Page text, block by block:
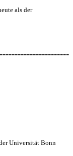
als der
Universität Bonn